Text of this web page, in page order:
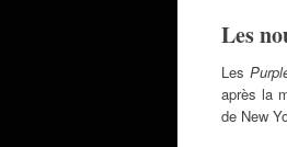
Les
Les
après la
de New